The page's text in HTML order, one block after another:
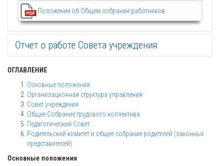
Положение об Общем собрании работников
Отчет о работе Совета учреждения
ОГЛАВЛЕНИЕ
Основные положения
Организационная структура управления
Совет учреждения
Общее Собрание трудового коллектива
Педагогический Совет
Родительский комитет и общее собрание родителей (законных
представителей)
Основные положения